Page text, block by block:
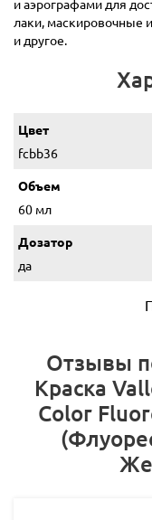
и аэрографами для
лаки, маскировочные
и другое.
Цвет
fcbb36
Объем
60 мл
Дозатор
да
Отзывы
Краска
Color